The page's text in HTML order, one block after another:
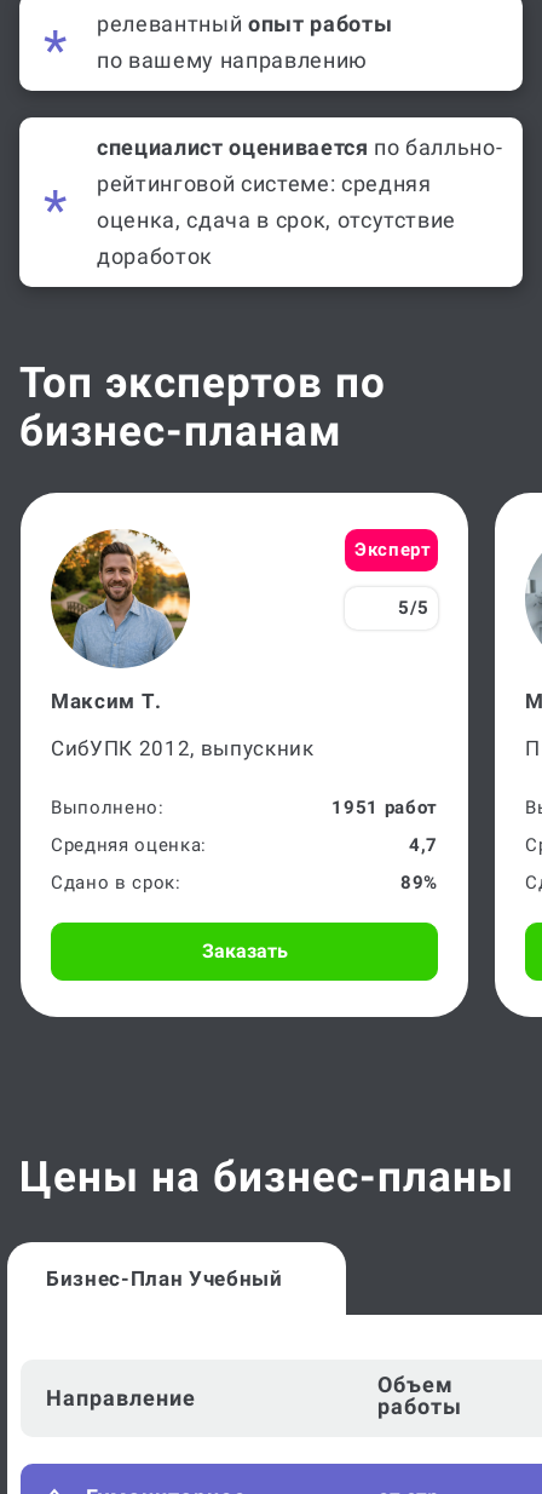
релевантный опыт работы
по вашему направлению
специалист оценивается по балльно-
рейтинговой системе: средняя
оценка, сдача в срок, отсутствие
доработок
Топ экспертов по
бизнес-планам
Эксперт
5/5
Максим Т.
СибУПК 2012, выпускник
Выполнено:
1951 работ
Средняя оценка:
4,7
Сдано в срок:
89%
Заказать
Цены на бизнес-планы
Бизнес-План Учебный
Направление
Объем
работы